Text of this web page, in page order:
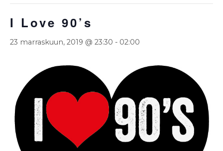
I Love 90’s
23 marraskuun, 2019 @ 23:30 - 02:00